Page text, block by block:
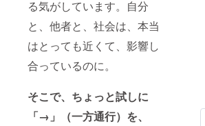
る気がしています。自分
と、他者と、社会は、本当
はとっても近くて、影響し
合っているのに。
そこで、ちょっと試しに
「→」（一方通行）を、